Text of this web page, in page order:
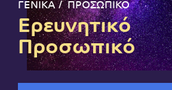
ΓΕΝΙΚΑ ΠΡΟΣΩΠΙΚΟ
Ερευνητικό
Προσωπικό